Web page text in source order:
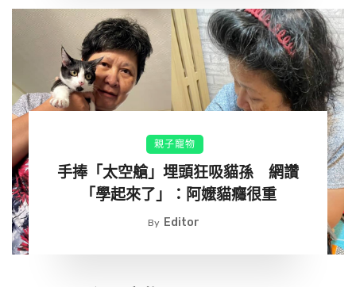
親子寵物
手捧「太空艙」埋頭狂吸貓孫 網讚
「學起來了」：阿嬤貓癮很重
By Editor